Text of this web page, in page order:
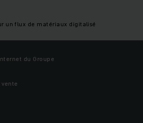
un flux de matériaux digitalisé
du Groupe